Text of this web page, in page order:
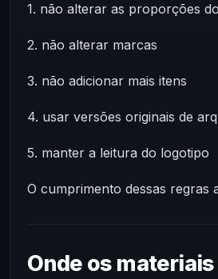
1. não alterar as proporções
2. não alterar marcas
3. não adicionar mais itens
4. usar versões originais de
5. manter a leitura do logotipo
O cumprimento dessas regras
Onde os